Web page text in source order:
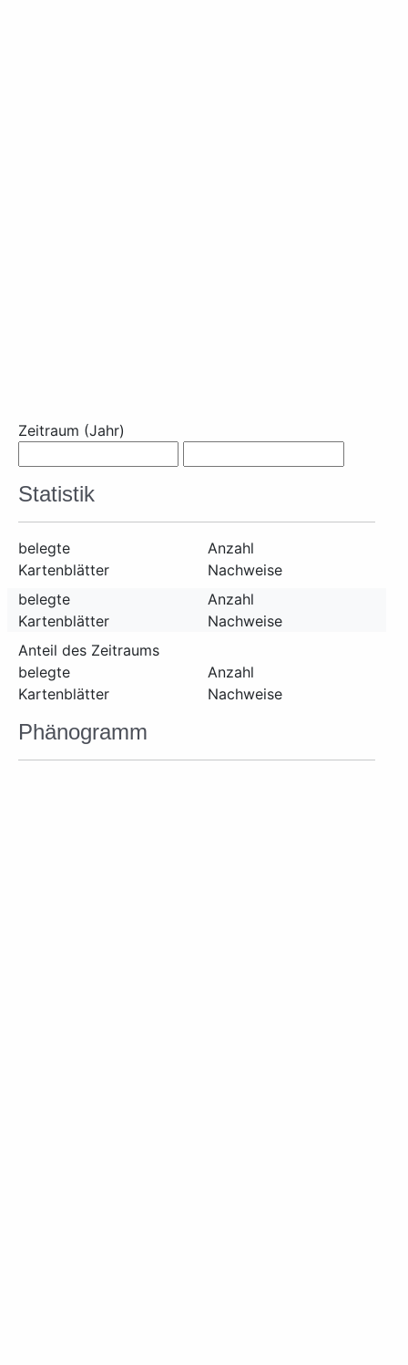
Zeitraum (Jahr)
Statistik
belegte
Kartenblätter
Anzahl
Nachweise
belegte
Kartenblätter
Anzahl
Nachweise
Anteil des Zeitraums
belegte
Kartenblätter
Anzahl
Nachweise
Phänogramm